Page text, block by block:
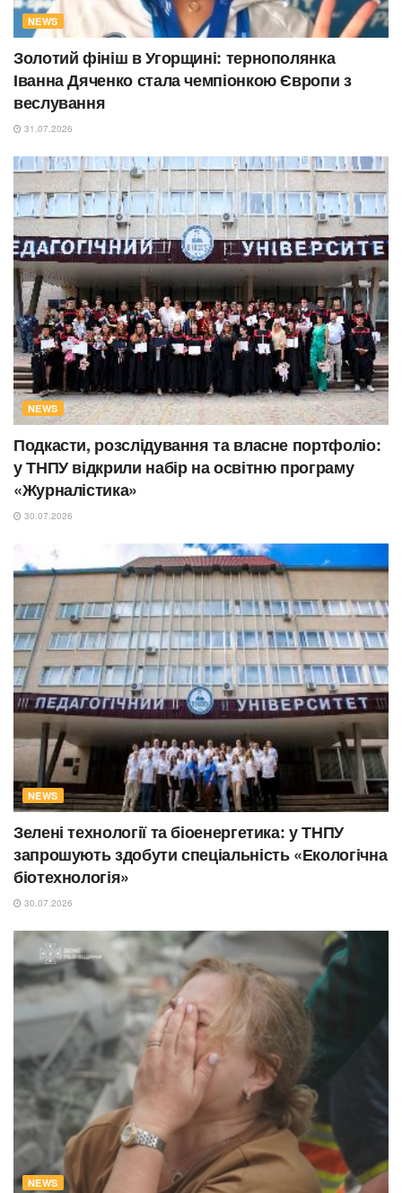
NEWS
Золотий фініш в Угорщині: тернополянка
Іванна Дяченко стала чемпіонкою Європи з
веслування
31.07.2026
NEWS
Подкасти, розслідування та власне портфоліо:
у ТНПУ відкрили набір на освітню програму
«Журналістика»
30.07.2026
NEWS
Зелені технології та біоенергетика: у ТНПУ
запрошують здобути спеціальність «Екологічна
біотехнологія»
30.07.2026
NEWS